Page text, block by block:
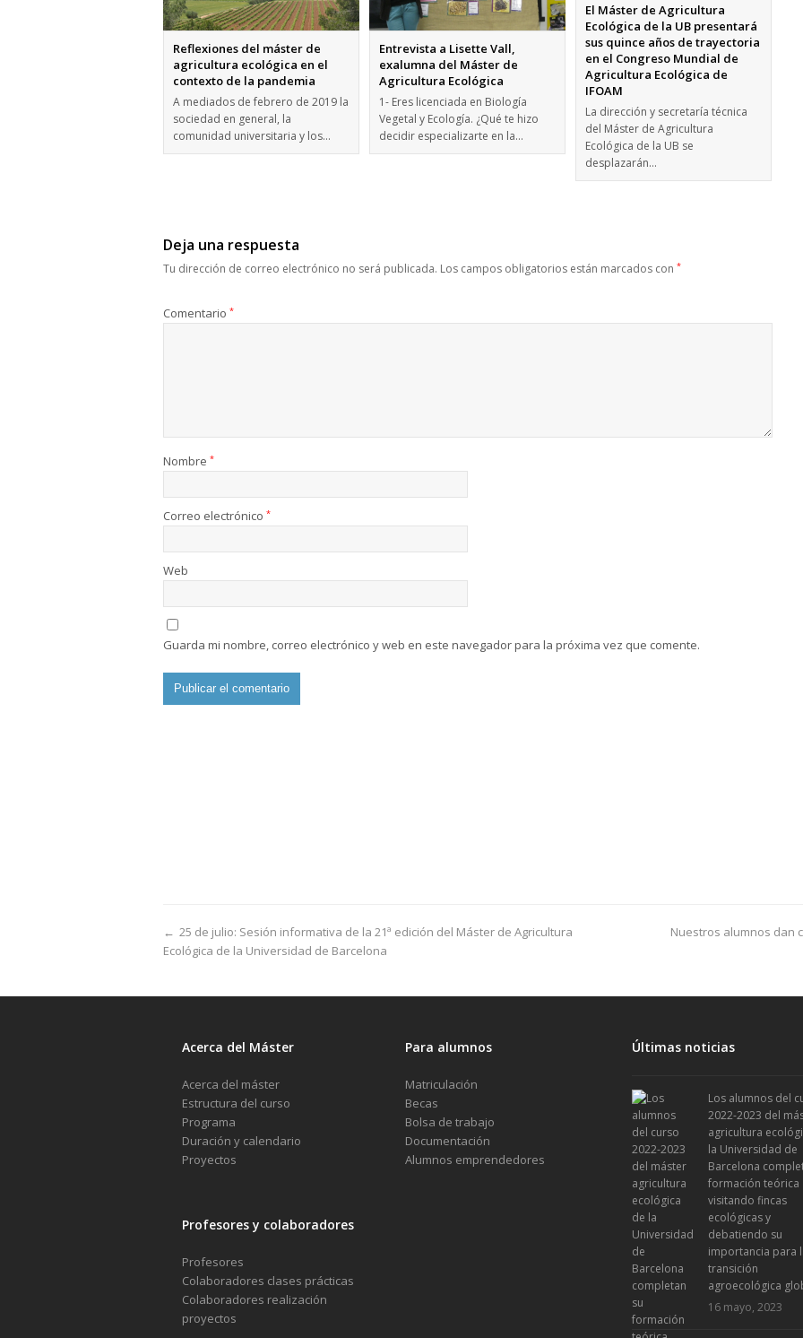
Reflexiones del máster de
agricultura ecológica en el
contexto de la pandemia
A mediados de febrero de 2019 la
sociedad en general, la
comunidad universitaria y los…
Entrevista a Lisette Vall,
exalumna del Máster de
Agricultura Ecológica
1- Eres licenciada en Biología
Vegetal y Ecología. ¿Qué te hizo
decidir especializarte en la…
El Máster de Agricultura
Ecológica de la UB presentará
sus quince años de trayectoria
en el Congreso Mundial de
Agricultura Ecológica de
IFOAM
La dirección y secretaría técnica
del Máster de Agricultura
Ecológica de la UB se
desplazarán…
Deja una respuesta
Tu dirección de correo electrónico no será publicada. Los campos obligatorios están marcados con *
Comentario *
Nombre *
Correo electrónico *
Web
Guarda mi nombre, correo electrónico y web en este navegador para la próxima vez que comente.
Nuestros alumnos dan
← 25 de julio: Sesión informativa de la 21ª edición del Máster de Agricultura
Ecológica de la Universidad de Barcelona
Acerca del Máster
Acerca del máster
Estructura del curso
Programa
Duración y calendario
Proyectos
Profesores y colaboradores
Profesores
Colaboradores clases prácticas
Colaboradores realización
proyectos
Para alumnos
Matriculación
Becas
Bolsa de trabajo
Documentación
Alumnos emprendedores
Últimas noticias
Los alumnos del
2022-2023 del
agricultura
la Universidad de
Barcelona
formación teórica
visitando fincas
ecológicas y
debatiendo su
importancia para
transición
agroecológica
16 mayo, 2023